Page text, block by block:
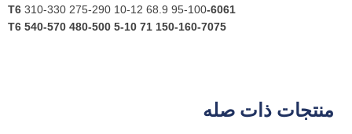
6061-T6
310-330 275-290 10-12 68.9 95-100
7075-T6
540-570 480-500 5-10 71 150-160
منتجات ذات صله